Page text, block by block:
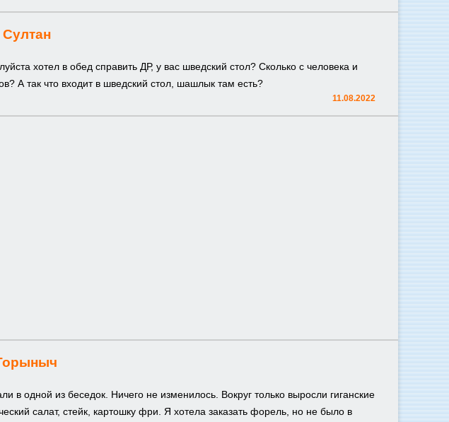
Султан
хотел в обед справить ДР, у вас шведский стол? Сколько с человека и
А так что входит в шведский стол, шашлык там есть?
11.08.2022
в одной из беседок. Ничего не изменилось. Вокруг только выросли гиганские
салат, стейк, картошку фри. Я хотела заказать форель, но не было в